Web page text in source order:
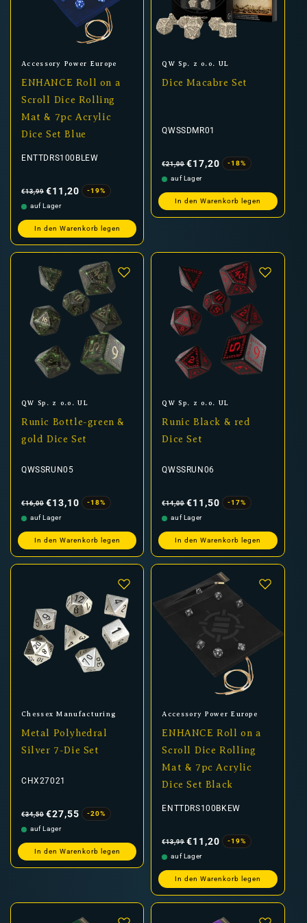
Anbieter:
Accessory Power Europe
ENHANCE Roll on a
Scroll Dice Rolling
Mat & 7pc Acrylic
Dice Set Blue
ENTTDRS100BLEW
Preis
€13,99 €11,20
-19%
auf Lager
In den Warenkorb legen
Anbieter:
QW Sp. z o.o. UL
Dice Macabre Set
QWSSDMR01
Preis
€21,00 €17,20
-18%
auf Lager
In den Warenkorb legen
Anbieter:
QW Sp. z o.o. UL
Runic Bottle-green &
gold Dice Set
QWSSRUN05
Preis
€16,00 €13,10
-18%
auf Lager
In den Warenkorb legen
Anbieter:
QW Sp. z o.o. UL
Runic Black & red
Dice Set
QWSSRUN06
Preis
€14,00 €11,50
-17%
auf Lager
In den Warenkorb legen
Anbieter:
Chessex Manufacturing
Metal Polyhedral
Silver 7-Die Set
CHX27021
Preis
€34,50 €27,55
-20%
auf Lager
In den Warenkorb legen
Anbieter:
Accessory Power Europe
ENHANCE Roll on a
Scroll Dice Rolling
Mat & 7pc Acrylic
Dice Set Black
ENTTDRS100BKEW
Preis
€13,99 €11,20
-19%
auf Lager
In den Warenkorb legen